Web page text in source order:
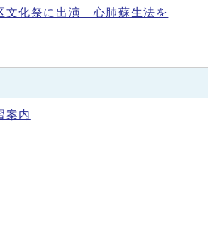
文化祭に出演 心肺蘇生法を
案内